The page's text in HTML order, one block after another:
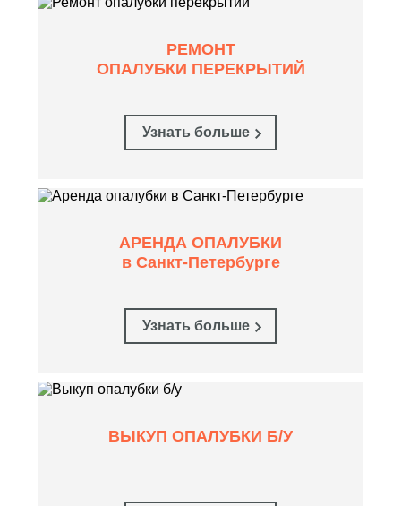
РЕМОНТ
ОПАЛУБКИ ПЕРЕКРЫТИЙ
Узнать больше
АРЕНДА ОПАЛУБКИ
в Санкт-Петербурге
Узнать больше
ВЫКУП ОПАЛУБКИ Б/У